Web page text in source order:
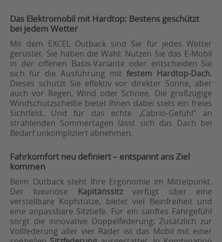
Das Elektromobil mit Hardtop: Bestens geschützt
bei jedem Wetter
Mit dem EXCEL Outback sind Sie für jedes Wetter
gerüstet. Sie haben die Wahl: Nutzen Sie das E-Mobil
in der offenen Basis-Variante oder entscheiden Sie
sich für die Ausführung mit festem Hardtop-Dach.
Dieses schützt Sie effektiv vor direkter Sonne, aber
auch vor Regen, Wind oder Schnee. Die großzügige
Windschutzscheibe bietet Ihnen dabei stets ein freies
Sichtfeld. Und für das echte „Cabrio-Gefühl“ an
strahlenden Sommertagen lässt sich das Dach bei
Bedarf unkompliziert abnehmen.
Fahrkomfort neu definiert – entspannt ans Ziel
kommen
Beim Outback steht Ihre Ergonomie im Mittelpunkt.
Der luxuriöse Kapitänssitzverfügt über eine
verstellbare Kopfstütze, bietet viel Beinfreiheit und
eine anpassbare Sitztiefe. Für ein sanftes Fahrgefühl
sorgt die innovative Doppelfederung: Zusätzlich zur
Vollfederung aller vier Räder ist das Mobil mit einer